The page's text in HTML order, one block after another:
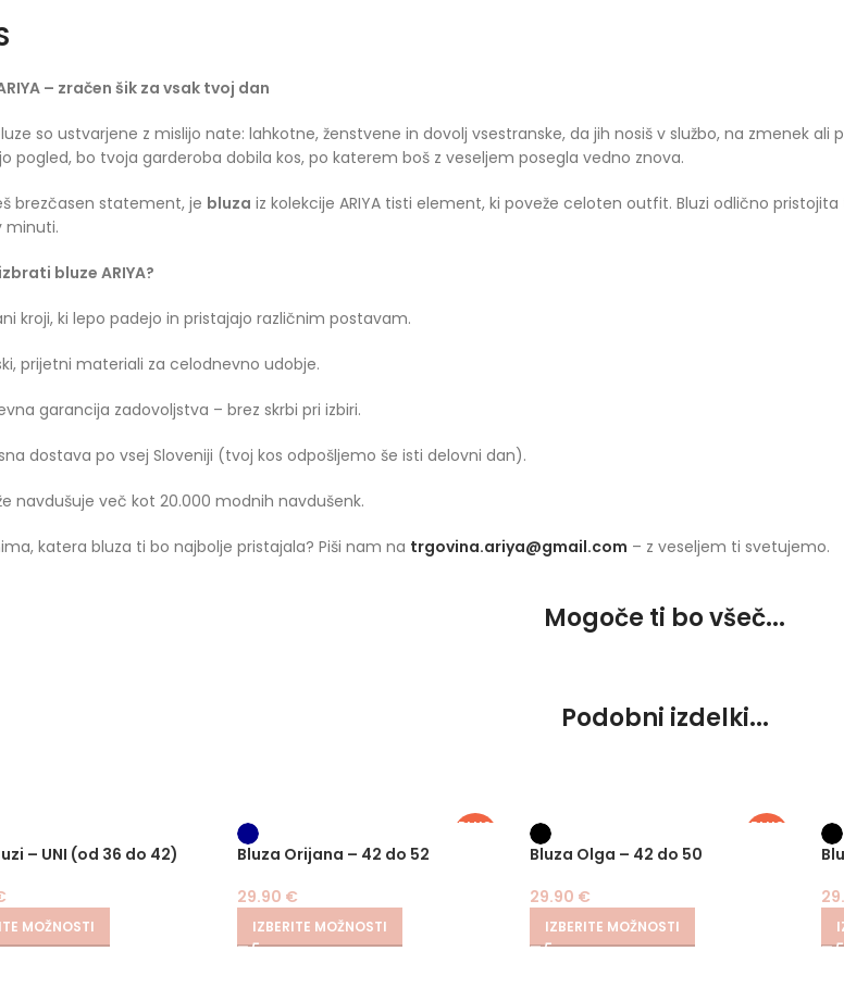
– zračen šik za vsak tvoj dan
so ustvarjene z mislijo nate: lahkotne, ženstvene in dovolj vsestranske, da jih nosiš v službo, na zmenek
pogled, bo tvoja garderoba dobila kos, po katerem boš z veseljem posegla vedno znova.
brezčasen statement, je bluza iz kolekcije ARIYA tisti element, ki poveže celoten outfit. Bluzi odlično
minuti.
bluze ARIYA?
kroji, ki lepo padejo in pristajajo različnim postavam.
prijetni materiali za celodnevno udobje.
garancija zadovoljstva – brez skrbi pri izbiri.
dostava po vsej Sloveniji (tvoj kos odpošljemo še isti delovni dan).
navdušuje več kot 20.000 modnih navdušenk.
katera bluza ti bo najbolje pristajala? Piši nam na trgovina.ariya@gmail.com – z veseljem ti svetujemo.
Mogoče ti bo všeč...
Podobni izdelki...
– UNI (od 36 do 42)
MOŽNOSTI
PLUS
Bluza Orijana – 42 do 52
29.90 €
IZBERITE MOŽNOSTI
PLUS
Bluza Olga – 42 do 50
29.90 €
IZBERITE MOŽNOSTI